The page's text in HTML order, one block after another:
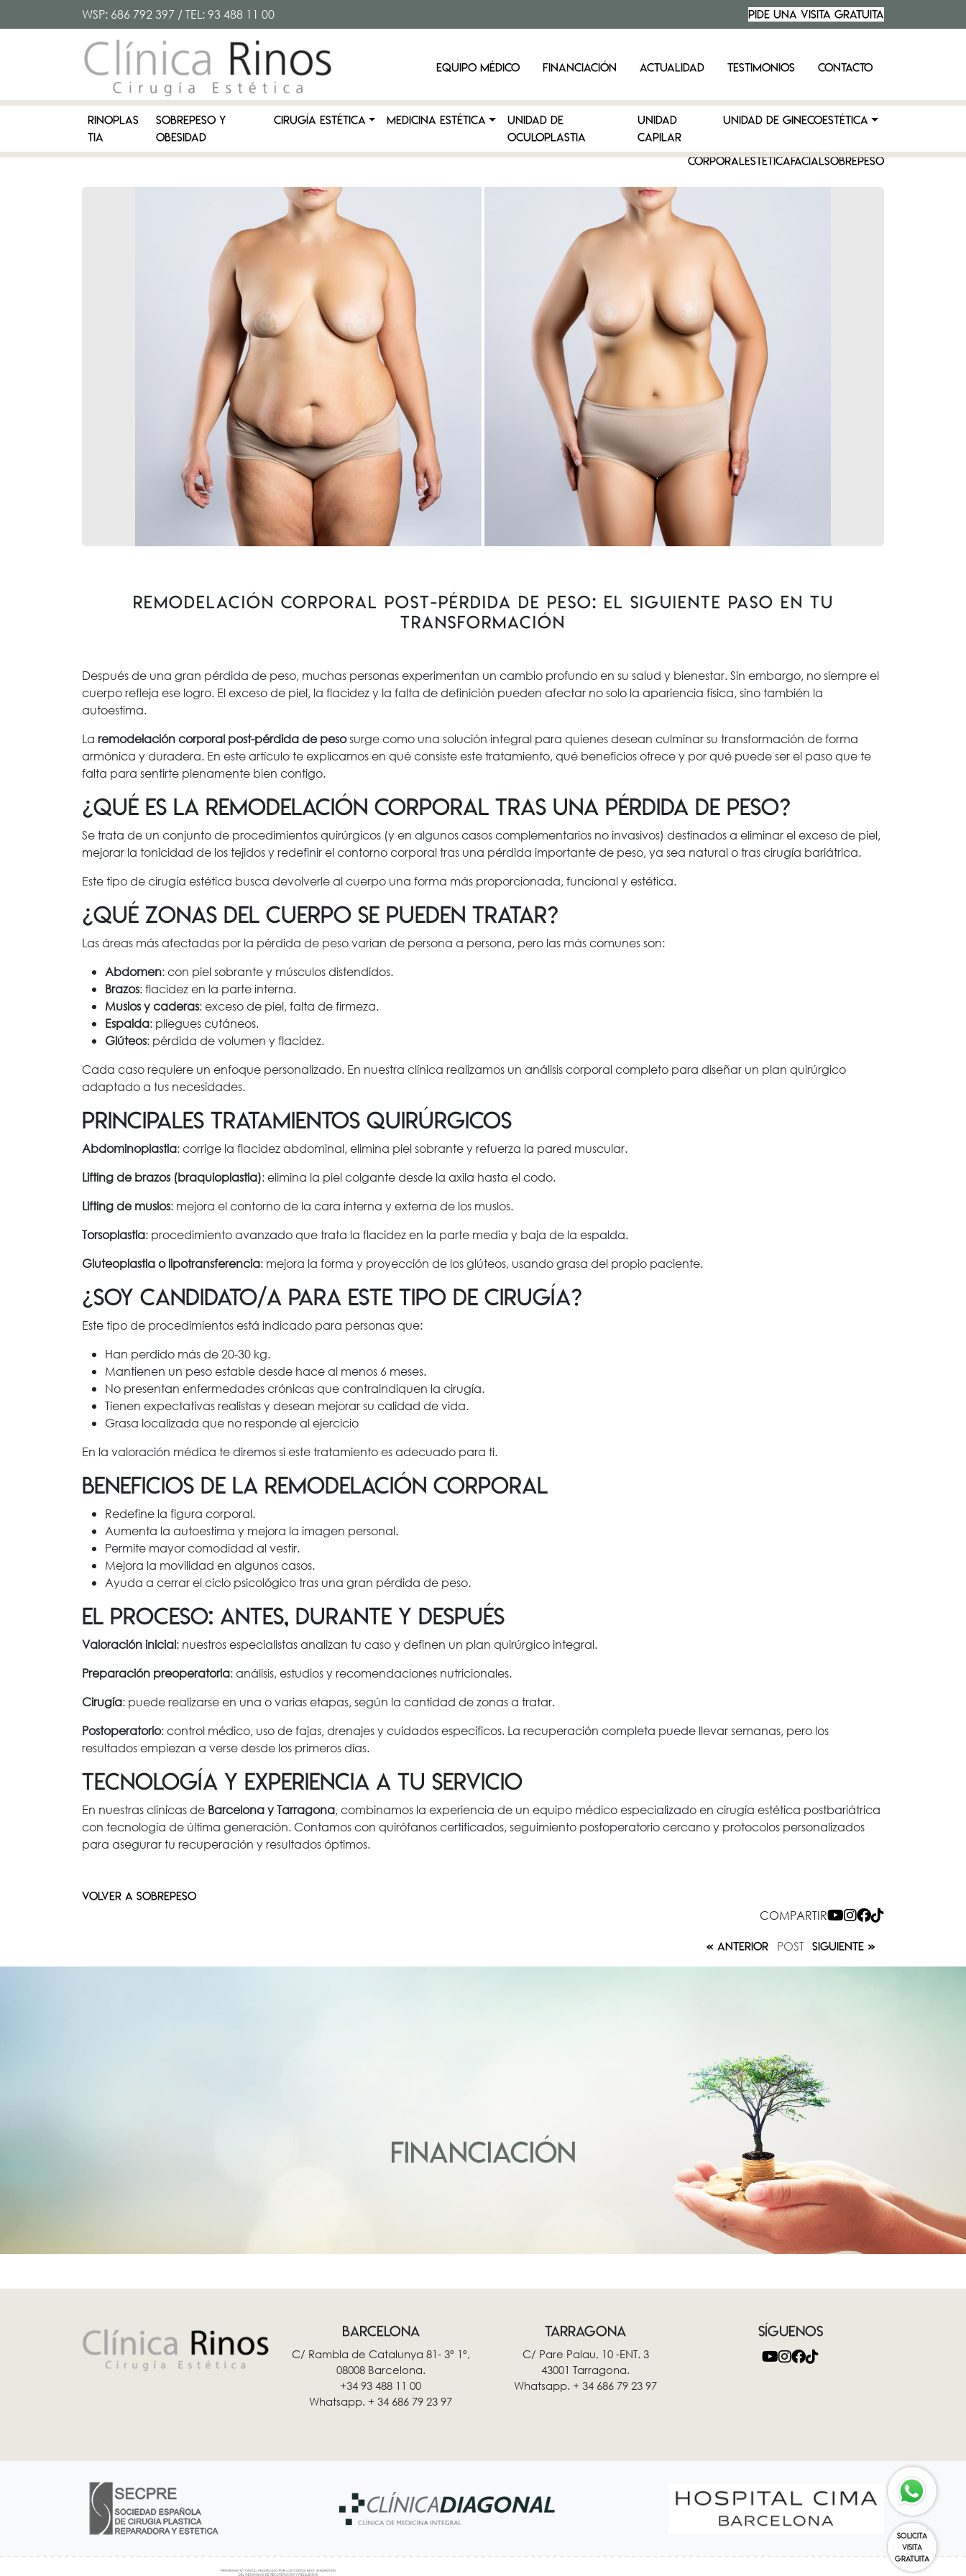
WSP: 686 792 397 / TEL:93 488 11 00 PIDE UNA VISITA GRATUITA
EQUIPO MÉDICO FINANCIACIÓN ACTUALIDAD TESTIMONIOS CONTACTO
RINOPLAS
TIA
SOBREPESO Y
OBESIDAD
CIRUGÍA ESTÉTICA MEDICINA ESTÉTICA
Unidad de
Oculoplastia
UNIDAD
CAPILAR
UNIDAD DE GINECOESTÉTICA
CORPORALESTÉTICAFACIALSOBREPESO
Remodelación corporal post-pérdida de peso: el siguiente paso en tu
transformación
Después de una gran pérdida de peso, muchas personas experimentan un cambio profundo en su salud y bienestar. Sin embargo, no siempre el
cuerpo refleja ese logro. El exceso de piel, la flacidez y la falta de definición pueden afectar no solo la apariencia física, sino también la
autoestima.
La remodelación corporal post-pérdida de pesosurge como una solución integral para quienes desean culminar su transformación de forma
armónica y duradera. En este artículo te explicamos en qué consiste este tratamiento, qué beneficios ofrece y por qué puede ser el paso que te
falta para sentirte plenamente bien contigo.
¿Qué es la remodelación corporal tras una pérdida de peso?
Se trata de un conjunto de procedimientos quirúrgicos (y en algunos casos complementarios no invasivos) destinados a eliminar el exceso de piel,
mejorar la tonicidad de los tejidos y redefinir el contorno corporal tras una pérdida importante de peso, ya sea natural o tras cirugía bariátrica.
Este tipo de cirugía estética busca devolverle al cuerpo una forma más proporcionada, funcional y estética.
¿Qué zonas del cuerpo se pueden tratar?
Las áreas más afectadas por la pérdida de peso varían de persona a persona, pero las más comunes son:
Abdomen: con piel sobrante y músculos distendidos.
Brazos: flacidez en la parte interna.
Muslos y caderas: exceso de piel, falta de firmeza.
Espalda: pliegues cutáneos.
Glúteos: pérdida de volumen y flacidez.
Cada caso requiere un enfoque personalizado. En nuestra clínica realizamos un análisis corporal completo para diseñar un plan quirúrgico
adaptado a tus necesidades.
Principales tratamientos quirúrgicos
Abdominoplastia: corrige la flacidez abdominal, elimina piel sobrante y refuerza la pared muscular.
Lifting de brazos (braquioplastia): elimina la piel colgante desde la axila hasta el codo.
Lifting de muslos: mejora el contorno de la cara interna y externa de los muslos.
Torsoplastia: procedimiento avanzado que trata la flacidez en la parte media y baja de la espalda.
Gluteoplastia o lipotransferencia: mejora la forma y proyección de los glúteos, usando grasa del propio paciente.
¿Soy candidato/a para este tipo de cirugía?
Este tipo de procedimientos está indicado para personas que:
Han perdido más de 20-30 kg.
Mantienen un peso estable desde hace al menos 6 meses.
No presentan enfermedades crónicas que contraindiquen la cirugía.
Tienen expectativas realistas y desean mejorar su calidad de vida.
Grasa localizada que no responde al ejercicio
En la valoración médica te diremos si este tratamiento es adecuado para ti.
Beneficios de la remodelación corporal
Redefine la figura corporal.
Aumenta la autoestima y mejora la imagen personal.
Permite mayor comodidad al vestir.
Mejora la movilidad en algunos casos.
Ayuda a cerrar el ciclo psicológico tras una gran pérdida de peso.
El proceso: antes, durante y después
Valoración inicial: nuestros especialistas analizan tu caso y definen un plan quirúrgico integral.
Preparación preoperatoria: análisis, estudios y recomendaciones nutricionales.
Cirugía: puede realizarse en una o varias etapas, según la cantidad de zonas a tratar.
Postoperatorio: control médico, uso de fajas, drenajes y cuidados específicos. La recuperación completa puede llevar semanas, pero los
resultados empiezan a verse desde los primeros días.
Tecnología y experiencia a tu servicio
En nuestras clínicas de Barcelona y Tarragona, combinamos la experiencia de un equipo médico especializado en cirugía estética postbariátrica
con tecnología de última generación. Contamos con quirófanos certificados, seguimiento postoperatorio cercano y protocolos personalizados
para asegurar tu recuperación y resultados óptimos.
VOLVER A SOBREPESO
COMPARTIR
ANTERIOR POST SIGUIENTE
FINANCIACIÓN
BARCELONA
C/ Rambla de Catalunya 81- 3º 1º,
08008 Barcelona.
+34 93 488 11 00
Whatsapp. + 34 686 79 23 97
TARRAGONA
C/ Pare Palau, 10 -ENT. 3
43001 Tarragona.
Whatsapp. + 34 686 79 23 97
SÍGUENOS
SOLICITA
VISITA
GRATUITA